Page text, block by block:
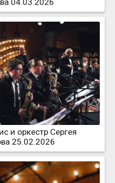
и оркестр Сергея
25.02.2026